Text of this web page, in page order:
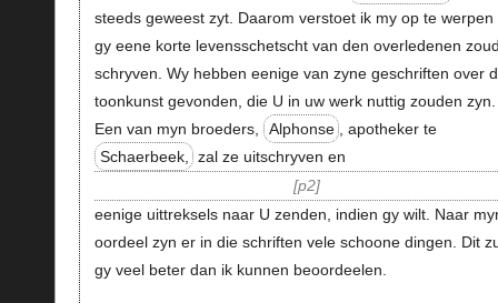
steeds geweest zyt. Daarom verstoet ik my op te werpen
gy eene korte levensschetscht van den overledenen
schryven. Wy hebben eenige van zyne geschriften over
toonkunst gevonden, die U in uw werk nuttig zouden zyn.
Een van myn broeders,
Alphonse
, apotheker te
Schaerbeek,
zal ze uitschryven en
p2
eenige uittreksels naar U zenden, indien gy wilt. Naar
oordeel zyn er in die schriften vele schoone dingen. Dit
gy veel beter dan ik kunnen beoordeelen.